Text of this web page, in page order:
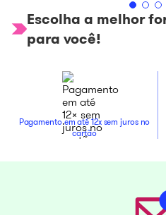
Escolha a melhor
para você!
Pagamento em até 12x sem juros no
cartão